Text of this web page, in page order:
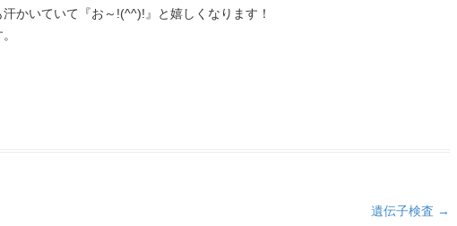
かいていて『お～!(^^)!』と嬉しくなります！
遺伝子検査 →